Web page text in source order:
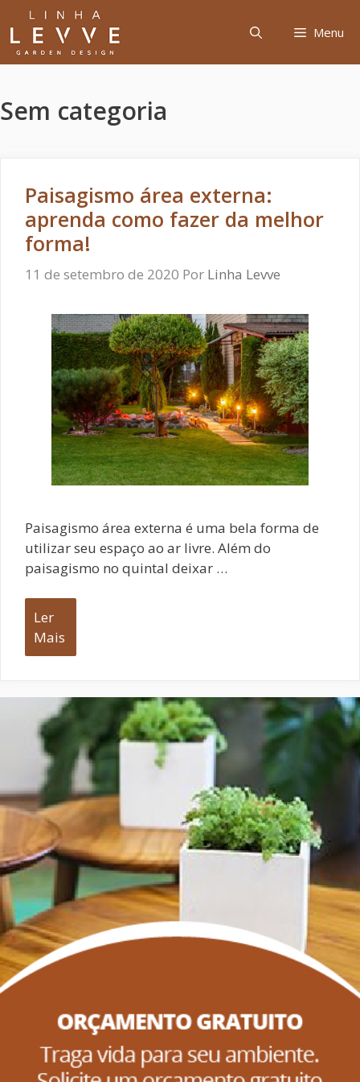
Pular
para
conteúdo
Menu
Sem categoria
Paisagismo área externa:
aprenda como fazer da melhor
forma!
11 de setembro de 2020 Por Linha Levve
Paisagismo área externa é uma bela forma de
utilizar seu espaço ao ar livre. Além do
paisagismo no quintal deixar …
Ler
Mais